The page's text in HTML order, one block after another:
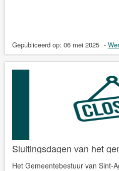
Gepubliceerd op: 06 mei 2025 -
Sluitingsdagen van het
Het Gemeentebestuur van Sint-